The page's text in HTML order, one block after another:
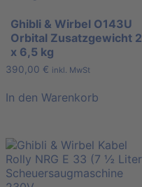
Ghibli & Wirbel O143U
Orbital Zusatzgewicht 2
x 6,5 kg
390,00 € inkl. MwSt
In den Warenkorb